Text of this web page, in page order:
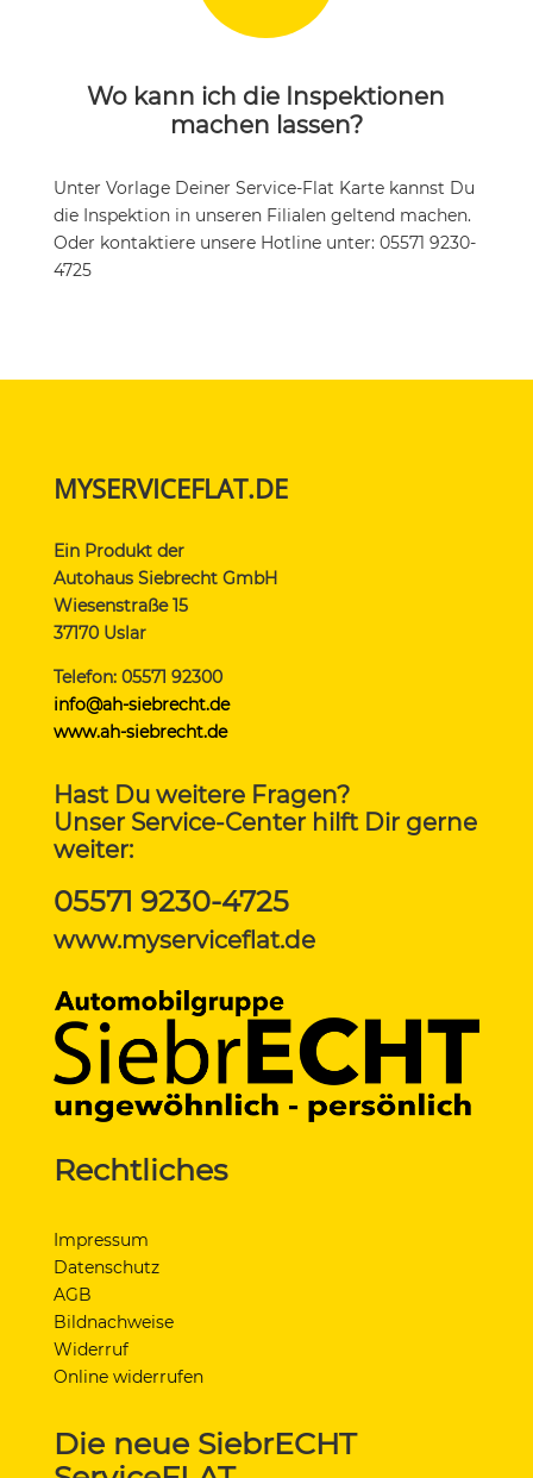
Wo kann ich die Inspektionen
machen lassen?
Unter Vorlage Deiner Service-Flat Karte kannst Du
die Inspektion in unseren Filialen geltend machen.
Oder kontaktiere unsere Hotline unter: 05571 9230-
4725
MYSERVICEFLAT.DE
Ein Produkt der
Autohaus Siebrecht GmbH
Wiesenstraße 15
37170 Uslar
Telefon: 05571 92300
info@ah-siebrecht.de
www.ah-siebrecht.de
Hast Du weitere Fragen?
Unser Service-Center hilft Dir gerne
weiter:
05571 9230-4725
www.myserviceflat.de
Rechtliches
Impressum
Datenschutz
AGB
Bildnachweise
Widerruf
Online widerrufen
Die neue SiebrECHT